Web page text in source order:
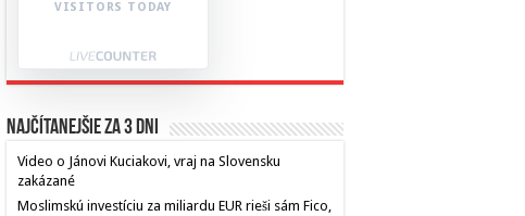
VISITORS TODAY
Najčítanejšie za 3 dni
Video o Jánovi Kuciakovi, vraj na Slovensku
zakázané
Moslimskú investíciu za miliardu EUR rieši sám Fico,